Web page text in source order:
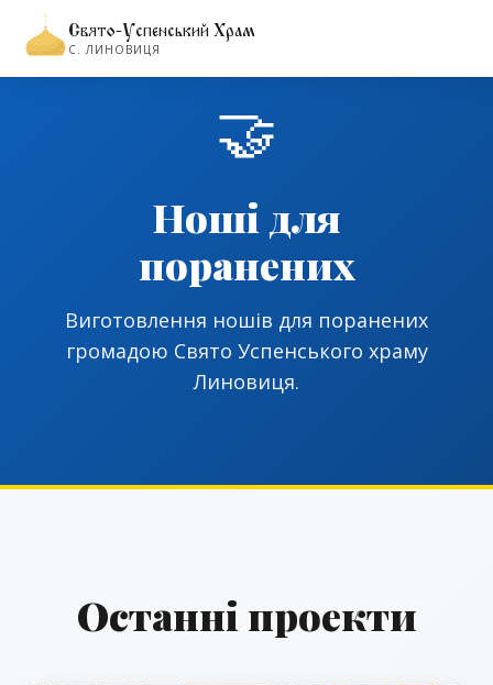
Свято-Успенський Храм
С. ЛИНОВИЦЯ
🤝
Ноші для
поранених
Виготовлення ношів для поранених
громадою Свято Успенського храму
Линовиця.
Останні проекти